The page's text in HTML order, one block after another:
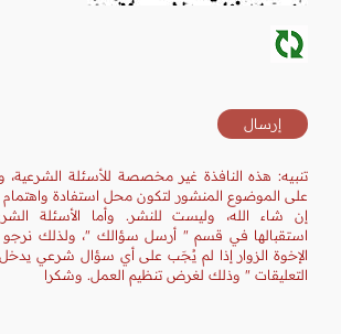
تنبيه: هذه النافذة غير مخصصة للأسئلة الشرعية،
على الموضوع المنشور لتكون محل استفادة واهتمام
إن شاء الله، وليست للنشر. وأما الأسئلة
استقبالها في قسم " أرسل سؤالك "، ولذلك نرجو
الإخوة الزوار إذا لم يُجَب على أي سؤال شرعي
التعليقات " وذلك لغرض تنظيم العمل. وشكرا